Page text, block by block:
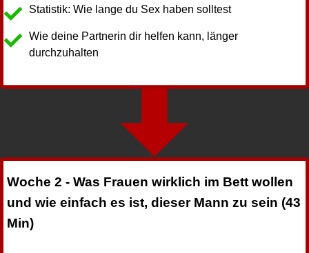
Statistik: Wie lange du Sex haben solltest
Wie deine Partnerin dir helfen kann, länger
durchzuhalten
Woche 2 - Was Frauen wirklich im Bett wollen
und wie einfach es ist, dieser Mann zu sein (43
Min)